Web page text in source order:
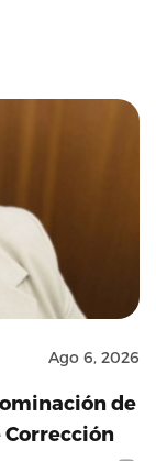
Ago 6, 2026
de
Corrección